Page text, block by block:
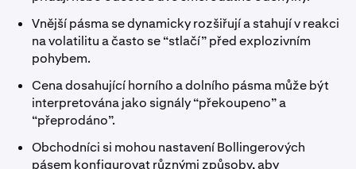
Vnější pásma se dynamicky rozšiřují a stahují v reakci
na volatilitu a často se “stlačí” před explozivním
pohybem.
Cena dosahující horního a dolního pásma může být
interpretována jako signály “překoupeno” a
“přeprodáno”.
Obchodníci si mohou nastavení Bollingerových
pásem konfigurovat různými způsoby, aby